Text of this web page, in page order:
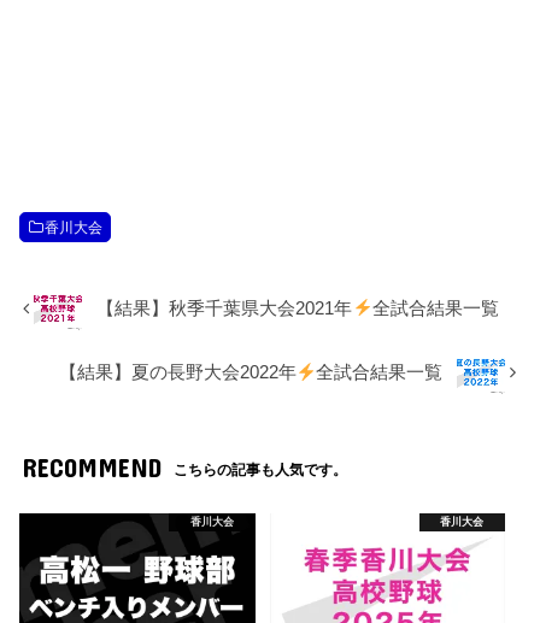
香川大会
【結果】秋季千葉県大会2021年 全試合結果一覧
【結果】夏の長野大会2022年 全試合結果一覧
RECOMMEND こちらの記事も人気です。
香川大会 香川大会